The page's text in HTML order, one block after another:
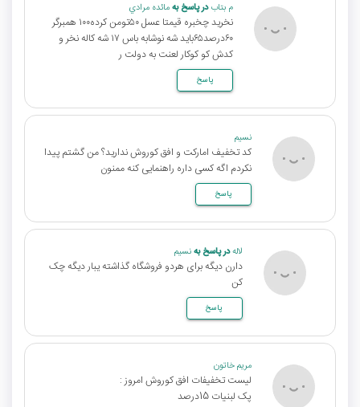
م بتابدر پاسخ بهمائده مرادي
نخرید چخبره قیمتا عسل ۵۰تومن کرده۱۰۰ همبرگر
۶۰درصد۶۵باید شه نوشابه باس ۱۷ شه کاله نخر و
کدش کو کوکار لعنت به دولت ر
پاسخ
نسیم
کد تخفیف امارکت و افق کوروش ندارید؟ من گشتم پیدا
نکردم اگه کسی داره راهنمایی کنه ممنون
پاسخ
لالهدر پاسخ بهنسیم
دارن دیگه برای هردو فروشگاه گذاشته یبار دیگه چک
کن
پاسخ
مریم خاتون
لیست تخفیفات افق کوروش امروز :
پک لبنیات 15درصد